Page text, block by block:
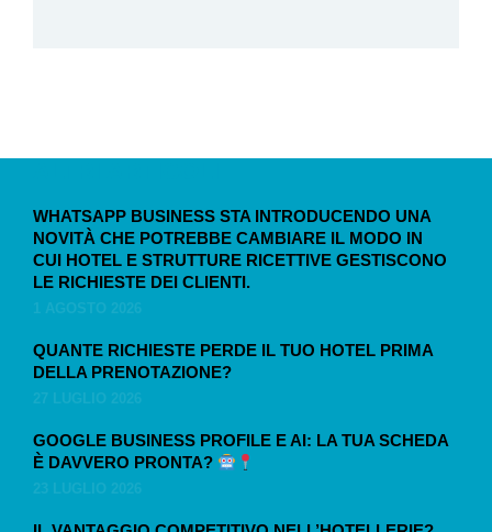
WHATSAPP BUSINESS STA INTRODUCENDO UNA
NOVITÀ CHE POTREBBE CAMBIARE IL MODO IN
CUI HOTEL E STRUTTURE RICETTIVE GESTISCONO
LE RICHIESTE DEI CLIENTI.
1 AGOSTO 2026
QUANTE RICHIESTE PERDE IL TUO HOTEL PRIMA
DELLA PRENOTAZIONE?
27 LUGLIO 2026
GOOGLE BUSINESS PROFILE E AI: LA TUA SCHEDA
È DAVVERO PRONTA?
23 LUGLIO 2026